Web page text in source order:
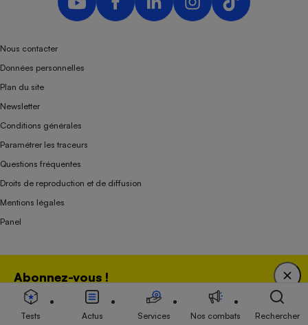
Abonnez-vous !
Bénéficiez d'une expertise unique tout en soutenant
une association 100 % indépendante de l'Etat, des
Nous contacter
Données personnelles
Plan du site
Newsletter
Conditions générales
Paramétrer les traceurs
Questions fréquentes
Droits de reproduction et de diffusion
Mentions légales
Panel
Association indépendante de l’État, des syndicats, des producteurs et des
distributeurs depuis 1951.
Tests Actus Services Nos combats Rechercher